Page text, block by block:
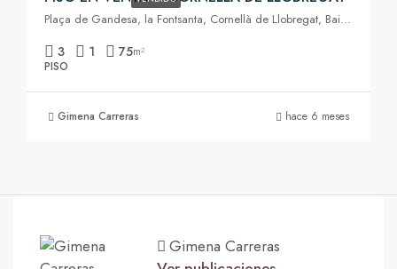
Plaça de Gandesa, la Fontsanta, Cornellà de Llobregat, Baix Llobregat, Barcelona, Catalunya, 08940, España
3 1 75m²
PISO
Gimena Carreras hace 6 meses
Gimena Carreras